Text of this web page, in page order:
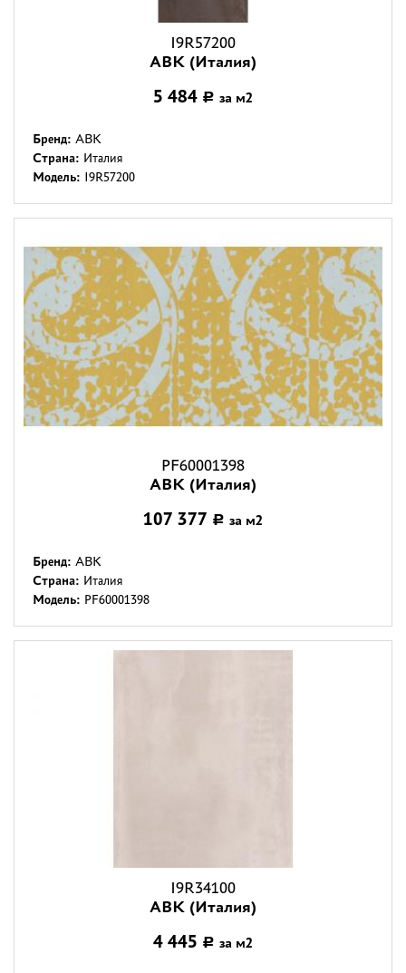
I9R57200
ABK (Италия)
5 484 Р за м2
Бренд: ABK
Страна: Италия
Модель: I9R57200
PF60001398
ABK (Италия)
107 377 Р за м2
Бренд: ABK
Страна: Италия
Модель: PF60001398
I9R34100
ABK (Италия)
4 445 Р за м2